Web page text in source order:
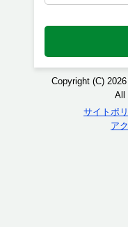
Copyright (C)
All
サイトポ
ア